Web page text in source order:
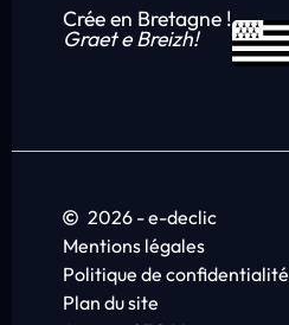
Crée en Bretagne !
Graet e Breizh!
2026 - e-declic
Mentions légales
Politique de confidentialité
Plan du site